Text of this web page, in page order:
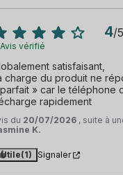
4/5
Avis vérifié
satisfaisant,
charge du produit ne
parfait » car le
rapidement
du 20/07/2026 , suite à
K.
Utile(1) Signaler